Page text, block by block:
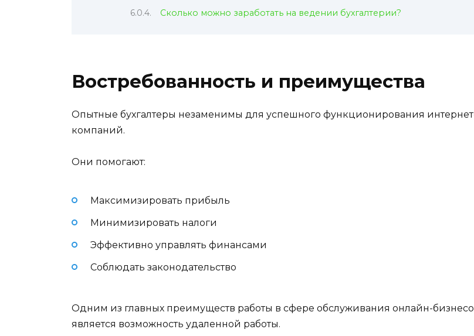
Сколько можно заработать на ведении бухгалтерии?
Востребованность и преимущества
Опытные бухгалтеры незаменимы для успешного функционирования
компаний.
Они помогают:
Максимизировать прибыль
Минимизировать налоги
Эффективно управлять финансами
Соблюдать законодательство
Одним из главных преимуществ работы в сфере обслуживания онлайн-
является возможность удаленной работы.